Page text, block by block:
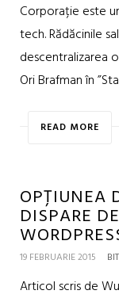
Corporație este
tech. Rădăcinile
descentralizarea
Ori Brafman în
READ MORE
OPȚIUNEA
DISPARE
19 FEBRUARIE 2015
Articol scris de